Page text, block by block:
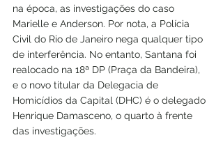
na época, as investigações do caso
Marielle e Anderson. Por nota, a Polícia
Civil do Rio de Janeiro nega qualquer tipo
de interferência. No entanto, Santana foi
realocado na 18ª DP (Praça da Bandeira),
e o novo titular da Delegacia de
Homicídios da Capital (DHC) é o delegado
Henrique Damasceno, o quarto à frente
das investigações.